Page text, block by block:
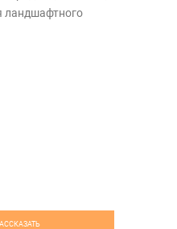
ландшафтного